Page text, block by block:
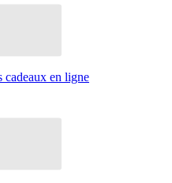
cadeaux en ligne